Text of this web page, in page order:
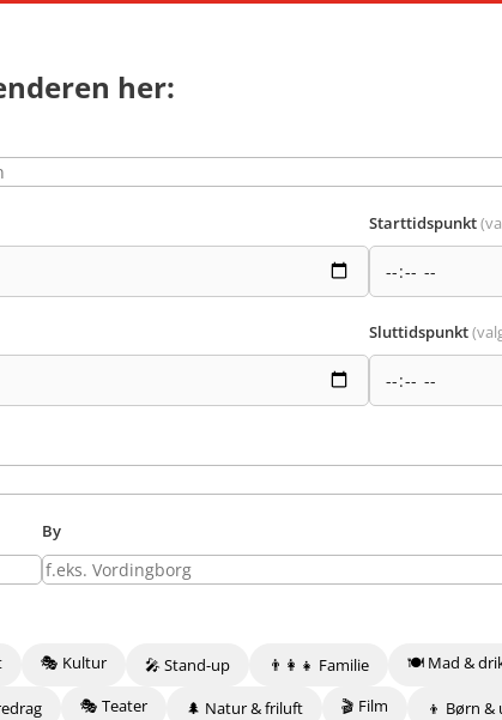
her:
Starttidspunkt
Sluttidspunkt
By
🎭 Kultur 🎤 Stand-up 👨‍👩‍👧 Familie
🍽️ Mad &
🎭 Teater 🌲 Natur & friluft 🎬 Film
👦 Børn &